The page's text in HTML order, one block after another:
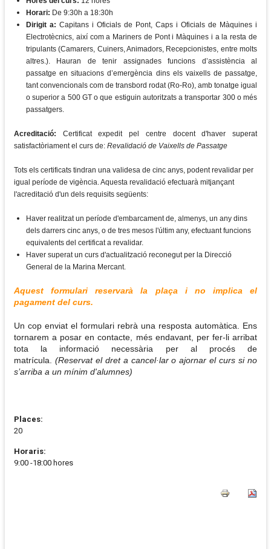
Horari: De 9:30h a 18:30h
Dirigit a: Capitans i Oficials de Pont, Caps i Oficials de Màquines i
Electrotècnics, així com a Mariners de Pont i Màquines i a la resta de
tripulants (Camarers, Cuiners, Animadors, Recepcionistes, entre molts
altres.). Hauran de tenir assignades funcions d’assistència al
passatge en situacions d’emergència dins els vaixells de passatge,
tant convencionals com de transbord rodat (Ro-Ro), amb tonatge igual
o superior a 500 GT o que estiguin autoritzats a transportar 300 o més
passatgers.
Acreditació: Certificat expedit pel centre docent d'haver superat
satisfactòriament el curs de: Revalidació de Vaixells de Passatge
Tots els certificats tindran una validesa de cinc anys, podent revalidar per
igual període de vigència. Aquesta revalidació efectuarà mitjançant
l'acreditació d'un dels requisits següents:
Haver realitzat un període d'embarcament de, almenys, un any dins
dels darrers cinc anys, o de tres mesos l'últim any, efectuant funcions
equivalents del certificat a revalidar.
Haver superat un curs d'actualització reconegut per la Direcció
General de la Marina Mercant.
Aquest formulari reservarà la plaça i no implica el
pagament del curs.
Un cop enviat el formulari rebrà una resposta automàtica. Ens
tornarem a posar en contacte, més endavant, per fer-li arribat
tota la informació necessària per al procés de
matrícula. (Reservat el dret a cancel·lar o ajornar el curs si no
s’arriba a un mínim d'alumnes)
Places:
20
Horaris:
9:00 -18:00 hores